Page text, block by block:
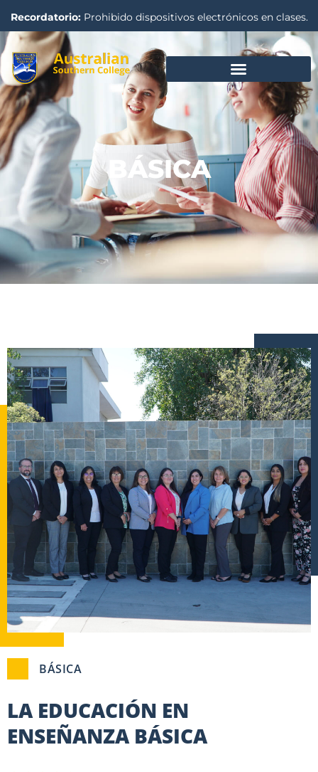
Recordatorio:Prohibido dispositivos electrónicos en clases.
BÁSICA
BÁSICA
LA EDUCACIÓN EN
ENSEÑANZA BÁSICA